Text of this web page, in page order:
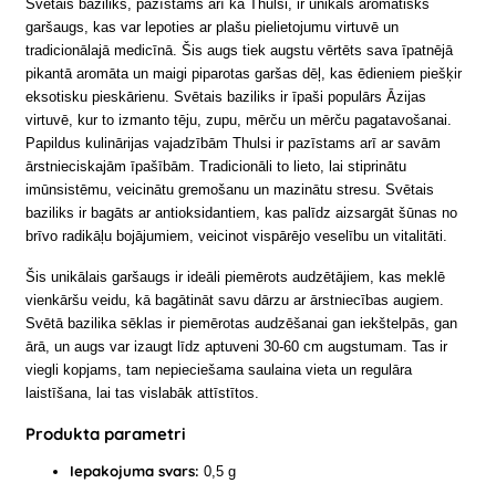
Svētais baziliks, pazīstams arī kā Thulsi, ir unikāls aromātisks
garšaugs, kas var lepoties ar plašu pielietojumu virtuvē un
tradicionālajā medicīnā. Šis augs tiek augstu vērtēts sava īpatnējā
pikantā aromāta un maigi piparotas garšas dēļ, kas ēdieniem piešķir
eksotisku pieskārienu. Svētais baziliks ir īpaši populārs Āzijas
virtuvē, kur to izmanto tēju, zupu, mērču un mērču pagatavošanai.
Papildus kulinārijas vajadzībām Thulsi ir pazīstams arī ar savām
ārstnieciskajām īpašībām. Tradicionāli to lieto, lai stiprinātu
imūnsistēmu, veicinātu gremošanu un mazinātu stresu. Svētais
baziliks ir bagāts ar antioksidantiem, kas palīdz aizsargāt šūnas no
brīvo radikāļu bojājumiem, veicinot vispārējo veselību un vitalitāti.
Šis unikālais garšaugs ir ideāli piemērots audzētājiem, kas meklē
vienkāršu veidu, kā bagātināt savu dārzu ar ārstniecības augiem.
Svētā bazilika sēklas ir piemērotas audzēšanai gan iekštelpās, gan
ārā, un augs var izaugt līdz aptuveni 30-60 cm augstumam. Tas ir
viegli kopjams, tam nepieciešama saulaina vieta un regulāra
laistīšana, lai tas vislabāk attīstītos.
Produkta parametri
Iepakojuma svars: 0,5 g